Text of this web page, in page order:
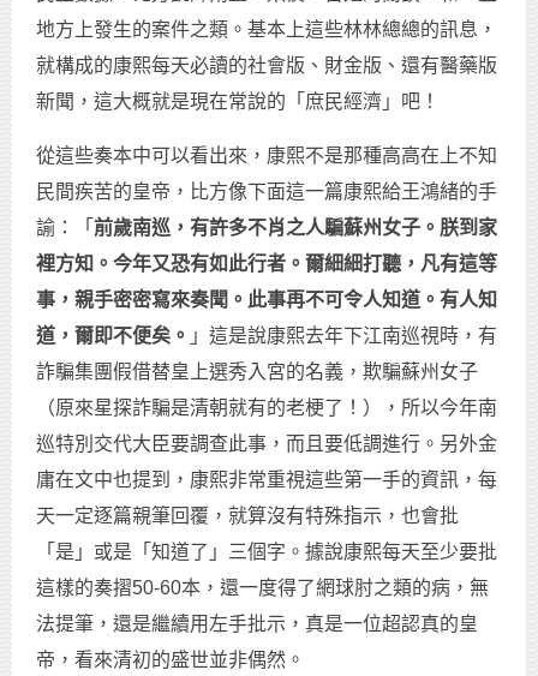
地方上發生的案件之類。基本上這些林林總總的訊息，
就構成的康熙每天必讀的社會版、財金版、還有醫藥版
新聞，這大概就是現在常說的「庶民經濟」吧！
從這些奏本中可以看出來，康熙不是那種高高在上不知
民間疾苦的皇帝，比方像下面這一篇康熙給王鴻緒的手
諭：「 前歲南巡，有許多不肖之人騙蘇州女子。朕到家
裡方知。今年又恐有如此行者。爾細細打聽，凡有這等
事，親手密密寫來奏聞。此事再不可令人知道。有人知
道，爾即不便矣。 」這是說康熙去年下江南巡視時，有
詐騙集團假借替皇上選秀入宮的名義，欺騙蘇州女子
（原來星探詐騙是清朝就有的老梗了！），所以今年南
巡特別交代大臣要調查此事，而且要低調進行。另外金
庸在文中也提到，康熙非常重視這些第一手的資訊，每
天一定逐篇親筆回覆，就算沒有特殊指示，也會批
「是」或是「知道了」三個字。據說康熙每天至少要批
這樣的奏摺50-60本，還一度得了網球肘之類的病，無
法提筆，還是繼續用左手批示，真是一位超認真的皇
帝，看來清初的盛世並非偶然。